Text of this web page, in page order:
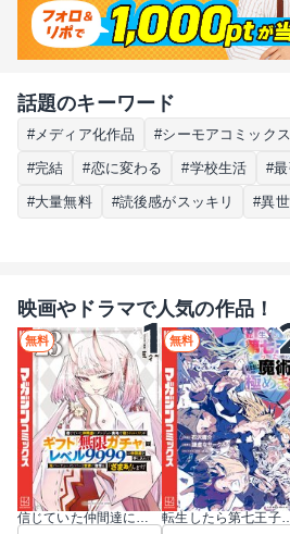
話題のキーワード
#メディア化作品 #シーモアコミックス
#完結 #恋に変わる #学校生活 #
#大量無料 #読後感がスッキリ #異
映画やドラマで人気の作品！
無料
信じていた仲間達にダンジョン奥地で殺されかけたがギフト『無限ガチャ』でレベル9999の仲間達を手に入れて元パーティーメンバーと世界に復讐＆『ざまぁ！』します！
無料
転生したら第七王子だったので